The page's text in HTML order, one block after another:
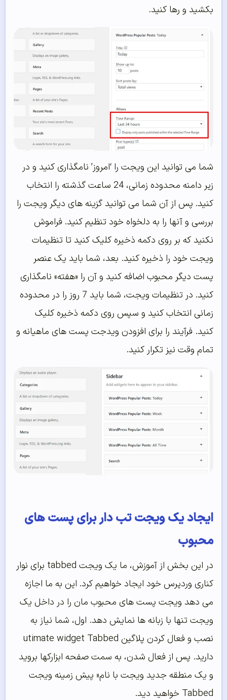
بکشید و رها کنید.
شما می توانید این ویجت را ‘امروز’ نامگذاری کنید و در
زیر دامنه محدوده زمانی، 24 ساعت گذشته را انتخاب
کنید. پس از آن شما می توانید گزینه های دیگر ویجت را
بررسی و آنها را به دلخواه خود تنظیم کنید. فراموش
نکنید که بر روی دکمه ذخیره کلیک کنید تا تنظیمات
ویجت خود را ذخیره کنید. بعد، شما باید یک عنصر
پست دیگر محبوب اضافه کنید و آن را «هفته» نامگذاری
کنید. در تنظیمات ویجت، شما باید 7 روز را در محدوده
زمانی انتخاب کنید و سپس روی دکمه ذخیره کلیک
کنید. فرآیند را برای افزودن ویدجت پست های ماهیانه و
تمام وقت نیز تکرار کنید.
ایجاد یک ویجت تب دار برای پست های
محبوب
در این بخش از آموزش، ما یک ویجت tabbed برای نوار
کناری وردپرس خود ایجاد خواهیم کرد. این به ما اجازه
می دهد ویجت پست های محبوب مان را در داخل یک
ویجت تنها با زبانه ها نمایش دهد. اول، شما نیاز به
نصب و فعال کردن پلاگین utimate widget Tabbed
دارید. پس از فعال شدن، به سمت صفحه ابزارکها بروید
و یک منطقه جدید ویجت با نام« پیش زمینه ویجت
Tabbed خواهید دید.